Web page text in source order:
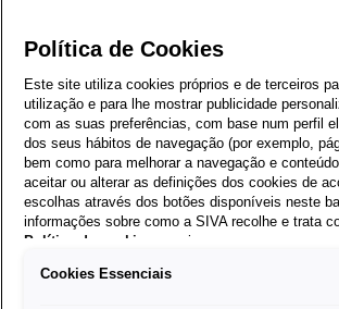
Câmara traseira de ajuda ao
Sensores de estacionamento
Sistema Keyless avançado
Alarme
SEAT CONNECT
Volante desportivo multifunções em
Assistente de Faixa de Rodagem
Política de Cookies
Este site utiliza cookies próprios e de terceiros
utilização e para lhe mostrar publicidade
com as suas preferências, com base num perfil
dos seus hábitos de navegação (por exemplo,
bem como para melhorar a navegação e
aceitar ou alterar as definições dos cookies de
escolhas através dos botões disponíveis neste
informações sobre como a SIVA recolhe e trata
Política de cookies
em vigor.
Cookies Essenciais